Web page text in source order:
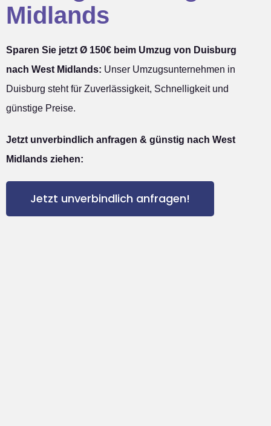
Midlands
Sparen Sie jetzt Ø 150€ beim Umzug von Duisburg
nach West Midlands: Unser Umzugsunternehmen in
Duisburg steht für Zuverlässigkeit, Schnelligkeit und
günstige Preise.
Jetzt unverbindlich anfragen & günstig nach West
Midlands ziehen:
Jetzt unverbindlich anfragen!